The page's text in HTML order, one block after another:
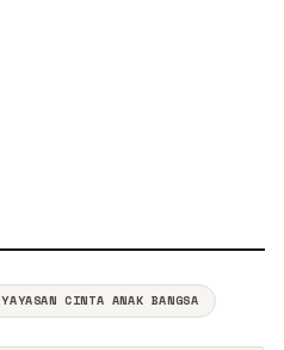
YAYASAN CINTA ANAK BANGSA